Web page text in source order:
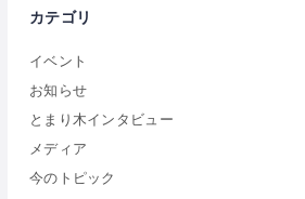
カテゴリ
イベント
お知らせ
とまり木インタビュー
メディア
今のトピック